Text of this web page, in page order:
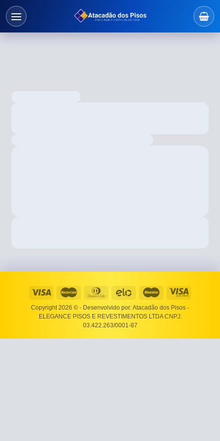
Copyright 2026 © - Desenvolvido por: Atacadão dos Pisos -
ELEGANCE PISOS E REVESTIMENTOS LTDA CNPJ:
03.422.263/0001-87